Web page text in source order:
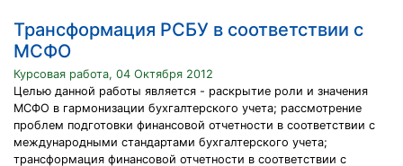
Трансформация РСБУ в соответствии с
МСФО
Курсовая работа, 04 Октября 2012
Целью данной работы является - раскрытие роли и значения
МСФО в гармонизации бухгалтерского учета; рассмотрение
проблем подготовки финансовой отчетности в соответствии с
международными стандартами бухгалтерского учета;
трансформация финансовой отчетности в соответствии с